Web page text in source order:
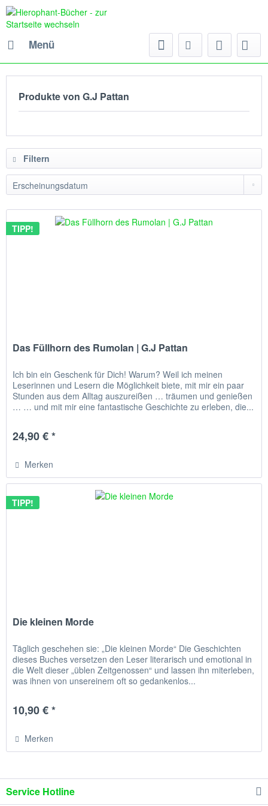
Menü
Produkte von G.J Pattan
Filtern
TIPP!
Das Füllhorn des Rumolan | G.J Pattan
Ich bin ein Geschenk für Dich! Warum? Weil ich meinen
Leserinnen und Lesern die Möglichkeit biete, mit mir ein paar
Stunden aus dem Alltag auszureißen … träumen und genießen
… … und mit mir eine fantastische Geschichte zu erleben, die...
24,90 € *
Merken
TIPP!
Die kleinen Morde
Täglich geschehen sie: „Die kleinen Morde“ Die Geschichten
dieses Buches versetzen den Leser literarisch und emotional in
die Welt dieser „üblen Zeitgenossen“ und lassen ihn miterleben,
was ihnen von unsereinem oft so gedankenlos...
10,90 € *
Merken
Service Hotline